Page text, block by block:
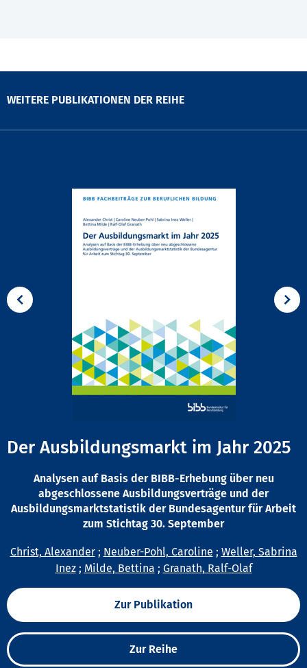
WEITERE PUBLIKATIONEN DER REIHE
Der Ausbildungsmarkt im Jahr 2025
Analysen auf Basis der BIBB-Erhebung über neu
abgeschlossene Ausbildungsverträge und der
Ausbildungsmarktstatistik der Bundesagentur für Arbeit
zum Stichtag 30. September
Christ, Alexander; Neuber-Pohl, Caroline ; Weller, Sabrina
Inez; Milde, Bettina ; Granath, Ralf-Olaf
Zur Publikation
Zur Reihe